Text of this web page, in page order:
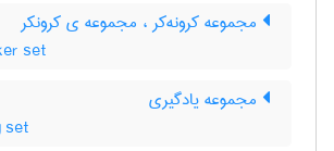
مجموعه کرونه‌کر ، مجموعه ی کرونکر
set
مجموعه یادگیری
set